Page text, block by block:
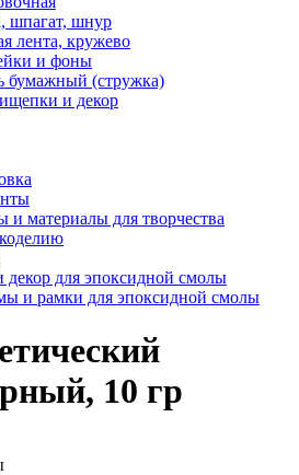
шпагат, шнур
лента, кружево
и фоны
бумажный (стружка)
и декор
и материалы для творчества
для эпоксидной смолы
и рамки для эпоксидной смолы
10 гр